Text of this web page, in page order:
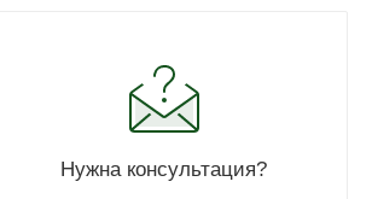
Нужна консультация?